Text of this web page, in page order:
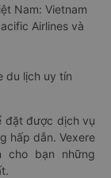
Nam: Vietnam
Airlines và
du lịch uy tín
đặt được dịch vụ
hấp dẫn. Vexere
cho bạn những